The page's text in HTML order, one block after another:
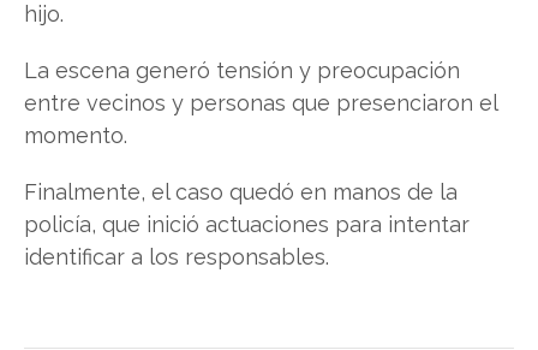
hijo.
La escena generó tensión y preocupación
entre vecinos y personas que presenciaron el
momento.
Finalmente, el caso quedó en manos de la
policía, que inició actuaciones para intentar
identificar a los responsables.